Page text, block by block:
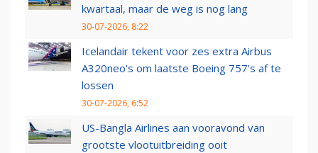
kwartaal, maar de weg is nog lang
30-07-2026, 8:22
Icelandair tekent voor zes extra Airbus
A320neo's om laatste Boeing 757's af te
lossen
30-07-2026, 6:52
US-Bangla Airlines aan vooravond van
grootste vlootuitbreiding ooit